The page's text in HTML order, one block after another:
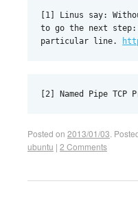
[1] Linus say:
to go the next step:
particular line.
[2] Named Pipe
Posted on 2013/01/03
ubuntu | 2 Comments